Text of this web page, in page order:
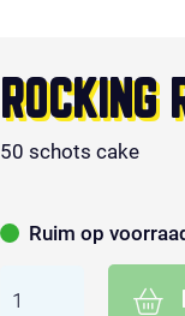
ROCKING
50 schots cake
Ruim op